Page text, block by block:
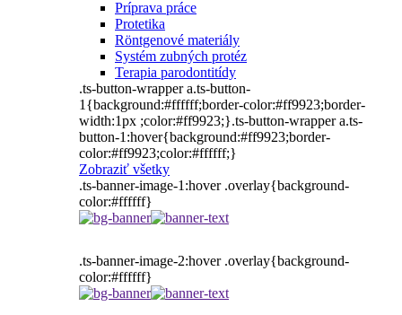
Príprava práce
Protetika
Röntgenové materiály
Systém zubných protéz
Terapia parodontitídy
.ts-button-wrapper a.ts-button-
1{background:#ffffff;border-color:#ff9923;border-
width:1px ;color:#ff9923;}.ts-button-wrapper a.ts-
button-1:hover{background:#ff9923;border-
color:#ff9923;color:#ffffff;}
Zobraziť všetky
.ts-banner-image-1:hover .overlay{background-
color:#ffffff}
.ts-banner-image-2:hover .overlay{background-
color:#ffffff}